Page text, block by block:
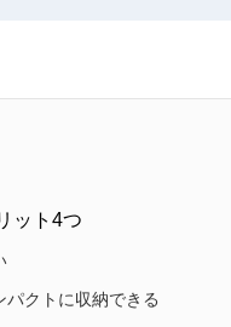
ット4つ
パクトに収納できる